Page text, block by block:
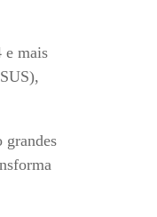
e mais
grandes